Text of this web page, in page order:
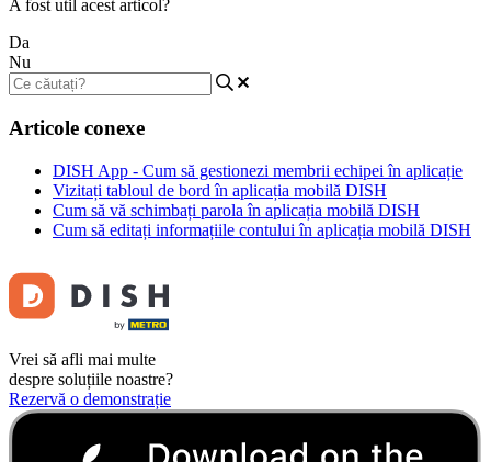
A fost util acest articol?
Da
Nu
Articole conexe
DISH App - Cum să gestionezi membrii echipei în aplicație
Vizitați tabloul de bord în aplicația mobilă DISH
Cum să vă schimbați parola în aplicația mobilă DISH
Cum să editați informațiile contului în aplicația mobilă DISH
Vrei să afli mai multe
despre soluțiile noastre?
Rezervă o demonstrație